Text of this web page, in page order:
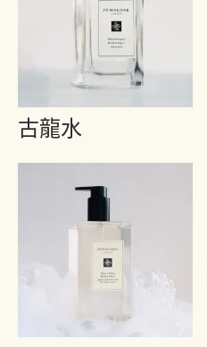
古龍水